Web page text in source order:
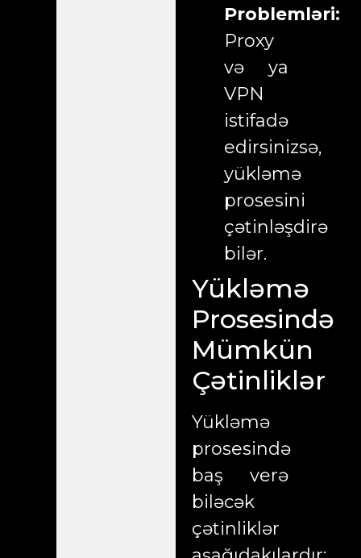
Problemləri:
Proxy
və ya
VPN
istifadə
edirsinizsə,
yükləmə
prosesini
çətinləşdirə
bilər.
Yükləmə
Prosesində
Mümkün
Çətinliklər
Yükləmə
prosesində
baş verə
biləcək
çətinliklər